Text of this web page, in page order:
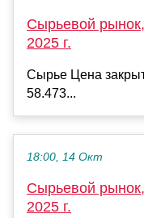
Сырьевой
2025 г.
Сырье Цена
58.473...
18:00, 14 Окт
Сырьевой
2025 г.